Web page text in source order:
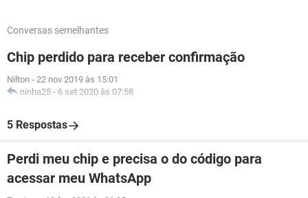
Conversas semelhantes
Chip perdido para receber confirmação
Nilton - 22 nov 2019 às 15:01
ninha25 - 6 set 2020 às 07:58
5 Respostas
Perdi meu chip e precisa o do código para
acessar meu WhatsApp